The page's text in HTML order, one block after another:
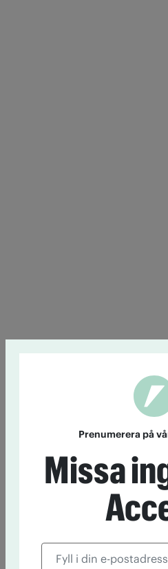
Prenumerera på
Missa